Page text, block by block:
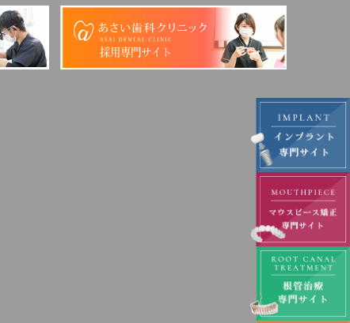
採用専門サイト